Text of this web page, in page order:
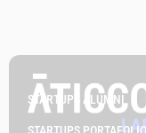
STARTUPS ALUMNI